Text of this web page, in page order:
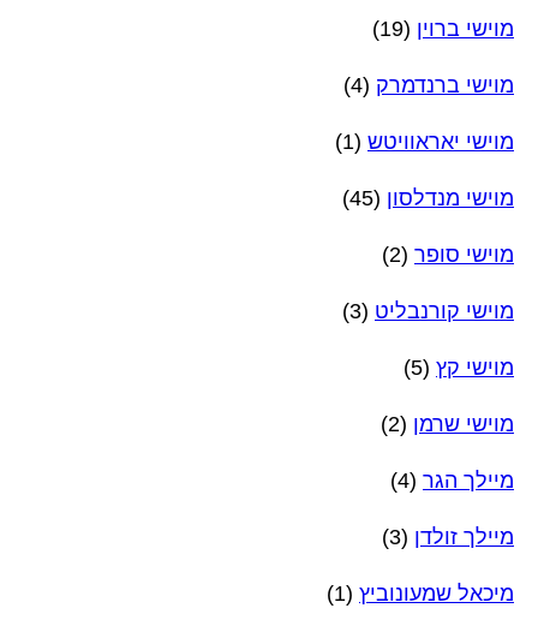
מוישי ברוין (19)
מוישי ברנדמרק (4)
מוישי יאראוויטש (1)
מוישי מנדלסון (45)
מוישי סופר (2)
מוישי קורנבליט (3)
מוישי קץ (5)
מוישי שרמן (2)
מיילך הגר (4)
מיילך זולדן (3)
מיכאל שמעונוביץ (1)